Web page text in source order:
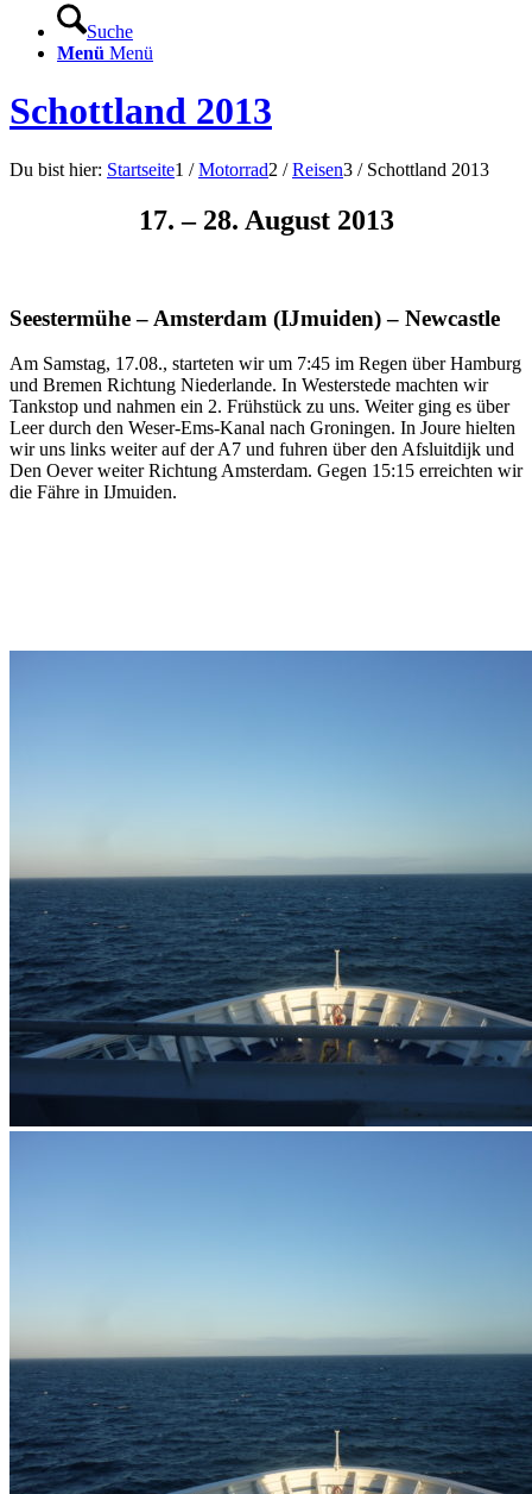
Suche
Menü Menü
Schottland 2013
Du bist hier: Startseite1 / Motorrad2 / Reisen3 / Schottland 2013
17. – 28. August 2013
Seestermühe – Amsterdam (IJmuiden) – Newcastle
Am Samstag, 17.08., starteten wir um 7:45 im Regen über Hamburg
und Bremen Richtung Niederlande. In Westerstede machten wir
Tankstop und nahmen ein 2. Frühstück zu uns. Weiter ging es über
Leer durch den Weser-Ems-Kanal nach Groningen. In Joure hielten
wir uns links weiter auf der A7 und fuhren über den Afsluitdijk und
Den Oever weiter Richtung Amsterdam. Gegen 15:15 erreichten wir
die Fähre in IJmuiden.